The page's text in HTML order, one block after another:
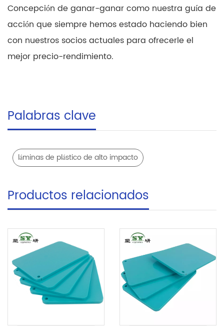
Concepción de ganar-ganar como nuestra guía de
acción que siempre hemos estado haciendo bien
con nuestros socios actuales para ofrecerle el
mejor precio-rendimiento.
Palabras clave
láminas de plástico de alto impacto
Productos relacionados